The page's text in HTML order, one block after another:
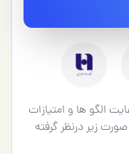
الگو ها و امتیازات
زیر درنظر گرفته